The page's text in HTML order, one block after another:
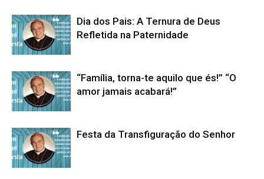
Dia dos Pais: A Ternura de Deus
Refletida na Paternidade
“Família, torna-te aquilo que és!” “O
amor jamais acabará!”
Festa da Transfiguração do Senhor